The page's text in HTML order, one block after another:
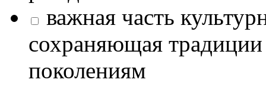
важная часть
сохраняющая
поколениям